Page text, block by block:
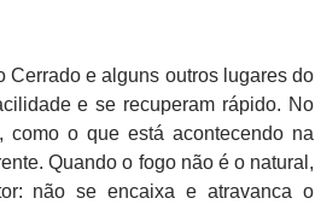
Cerrado e alguns outros lugares do
e se recuperam rápido. No
o que está acontecendo na
Quando o fogo não é o natural,
não se encaixa e atravanca o